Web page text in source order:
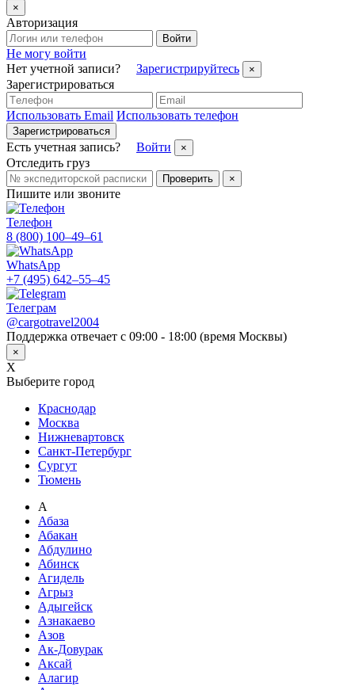
×
Авторизация
Войти
Не могу войти
Нет учетной записи?
Зарегистрируйтесь ×
Зарегистрироваться
Использовать Email Использовать телефон
Зарегистрироваться
Есть учетная запись? Войти ×
Отследить груз
Проверить ×
Пишите или звоните
Телефон
8 (800) 100–49–61
WhatsApp
+7 (495) 642–55–45
Телеграм
@cargotravel2004
Поддержка отвечает с 09:00 - 18:00 (время Москвы)
×
X
Выберите город
Краснодар
Москва
Нижневартовск
Санкт-Петербург
Сургут
Тюмень
А
Абаза
Абакан
Абдулино
Абинск
Агидель
Агрыз
Адыгейск
Азнакаево
Азов
Ак-Довурак
Аксай
Алагир